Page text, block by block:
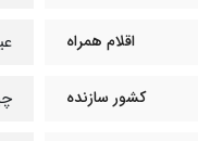
اقلام همراه
کشور سازنده